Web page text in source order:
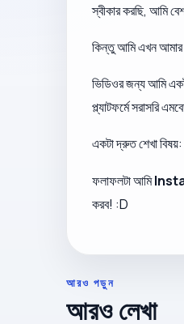
স্বীকার করছি, আমি
কিন্তু আমি এখন
ভিডিওর জন্য আমি
প্ল্যাটফর্মে সরাসরি
একটা দ্রুত শেখা
ফলাফলটা আমি
করব! :D
আরও পড়ুন
আরও লেখা